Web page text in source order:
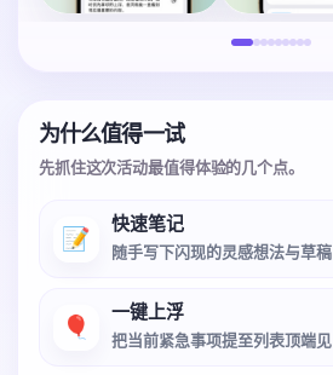
为什么值得一试
先抓住这次活动最值得体验的几个点。
📝
快速笔记
随手写下闪现的灵感想法与草稿
🎈
一键上浮
把当前紧急事项提至列表顶端见